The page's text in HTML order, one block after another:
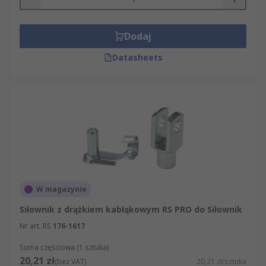
z posiadanymi siłownikami. Wszystkie produkty
cechują się wysoką jakością wykonania i
spełniają standardy przemysłowe, co przekłada
się na niezawodność nawet przy intensywnej
eksploatacji. Zapewniamy także fachowe
minimalizuje przestoje produkcji.
Dodaj
Datasheets
W magazynie
Siłownik z drążkiem kabłąkowym RS PRO do Siłownik
Nr art. RS 176-1617
Suma częściowa (1 sztuka)
20,21 zł(bez VAT) 20,21 zł/sztuka